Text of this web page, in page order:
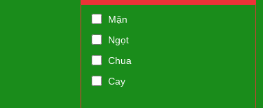
Mặn
Ngọt
Chua
Cay